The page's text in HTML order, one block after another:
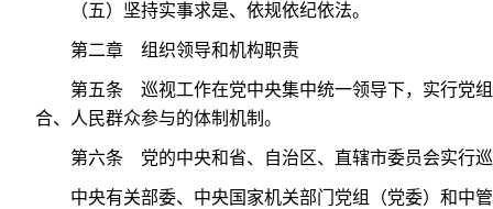
（五）坚持实事求是、依规依纪依法。
第二章 组织领导和机构职责
第五条 巡视工作在党中央集中统一领导下，实行党
合、人民群众参与的体制机制。
第六条 党的中央和省、自治区、直辖市委员会实行
中央有关部委、中央国家机关部门党组（党委）和中